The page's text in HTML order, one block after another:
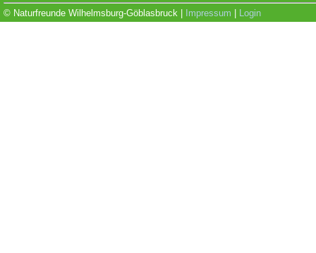
© Naturfreunde Wilhelmsburg-Göblasbruck | Impressum Login